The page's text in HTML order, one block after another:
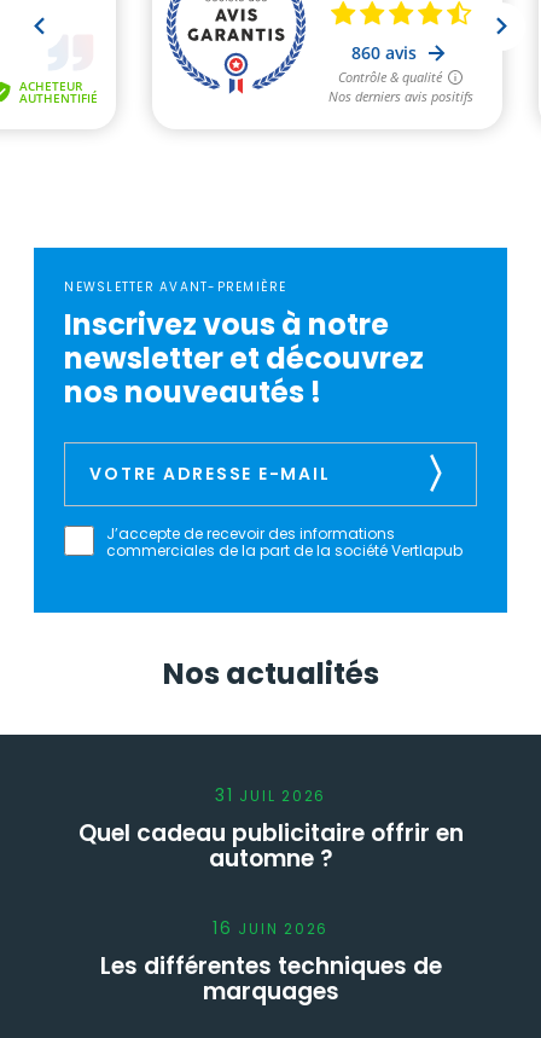
NEWSLETTER AVANT-PREMIÈRE
Inscrivez vous à notre
newsletter et découvrez
nos nouveautés !
J’accepte de recevoir des informations
commerciales de la part de la société Vertlapub
Nos actualités
31 JUIL 2026
Quel cadeau publicitaire offrir en
automne ?
16 JUIN 2026
Les différentes techniques de
marquages